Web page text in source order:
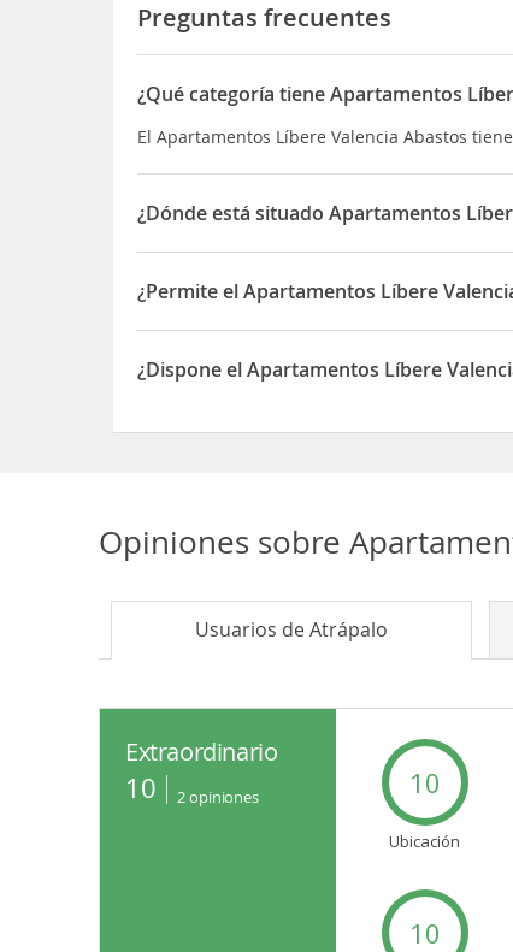
Preguntas frecuentes
¿Qué categoría tiene Apartamentos
El Apartamentos Líbere Valencia Abastos
¿Dónde está situado Apartamentos
El Apartamentos Líbere Valencia Abastos
¿Permite el Apartamentos Líbere
Sí, el Apartamentos Líbere Valencia Abastos
¿Dispone el Apartamentos Líbere
Opiniones sobre
Usuarios deAtrápalo
Extraordinario
10 2 opiniones 10
Ubicación
10